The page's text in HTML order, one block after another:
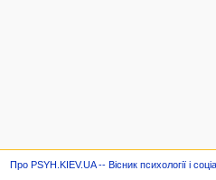
Про PSYH.KIEV.UA -- Вісник психології і